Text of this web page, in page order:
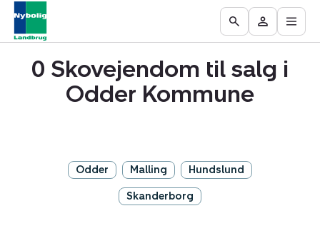
Ejendomme
til
Find
mægler
Få
vurderet
ejendom
Go
to
the
Search
page
Besøg
Mit
område
Åbn
0 Skovejendom til salg i
Odder Kommune
Odder Malling Hundslund
Skanderborg